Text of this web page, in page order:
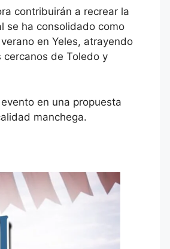
contribuirán a recrear la
se ha consolidado como
en Yeles, atrayendo
de Toledo y
en una propuesta
manchega.